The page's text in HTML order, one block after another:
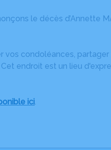
le décès d’Annette
vos condoléances,
endroit est un lieu
ici.